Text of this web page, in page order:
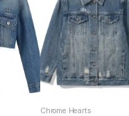
Chrome Hearts